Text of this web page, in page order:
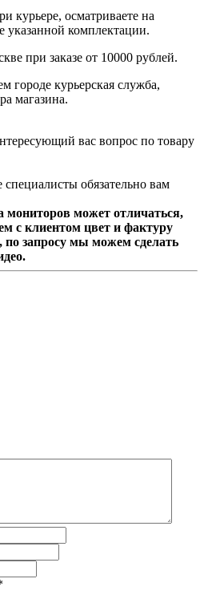
курьере, осматриваете на
указанной комплектации.
при заказе от 10000 рублей.
городе курьерская служба,
магазина.
вас вопрос по товару
обязательно вам
мониторов может отличаться,
с клиентом цвет и фактуру
по запросу мы можем сделать